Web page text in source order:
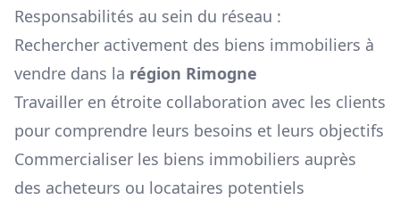
Responsabilités au sein du réseau :
Rechercher activement des biens immobiliers à
vendre dans la région Rimogne
Travailler en étroite collaboration avec les clients
pour comprendre leurs besoins et leurs objectifs
Commercialiser les biens immobiliers auprès
des acheteurs ou locataires potentiels